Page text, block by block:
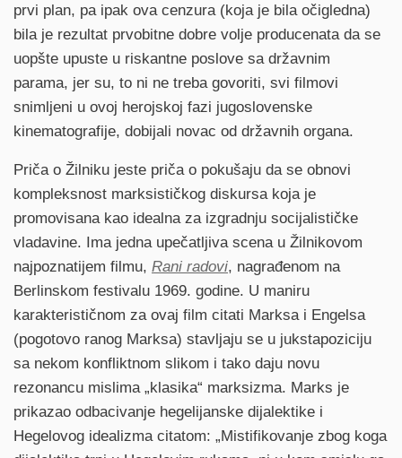
prvi plan, pa ipak ova cenzura (koja je bila očigledna)
bila je rezultat prvobitne dobre volje producenata da se
uopšte upuste u riskantne poslove sa državnim
parama, jer su, to ni ne treba govoriti, svi filmovi
snimljeni u ovoj herojskoj fazi jugoslovenske
kinematografije, dobijali novac od državnih organa.
Priča o Žilniku jeste priča o pokušaju da se obnovi
kompleksnost marksističkog diskursa koja je
promovisana kao idealna za izgradnju socijalističke
vladavine. Ima jedna upečatljiva scena u Žilnikovom
najpoznatijem filmu, Rani radovi, nagrađenom na
Berlinskom festivalu 1969. godine. U maniru
karakterističnom za ovaj film citati Marksa i Engelsa
(pogotovo ranog Marksa) stavljaju se u jukstapoziciju
sa nekom konfliktnom slikom i tako daju novu
rezonancu mislima „klasika“ marksizma. Marks je
prikazao odbacivanje hegelijanske dijalektike i
Hegelovog idealizma citatom: „Mistifikovanje zbog koga